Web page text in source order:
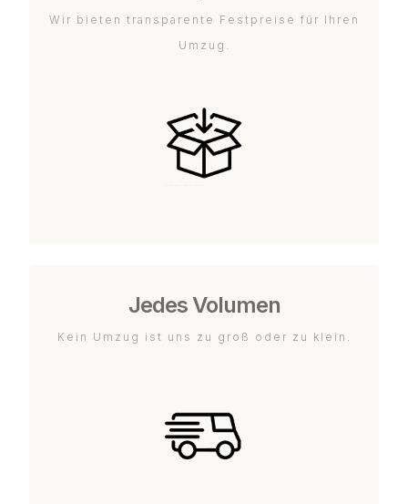
Wir bieten transparente Festpreise für Ihren
Umzug.
Jedes Volumen
Kein Umzug ist uns zu groß oder zu klein.